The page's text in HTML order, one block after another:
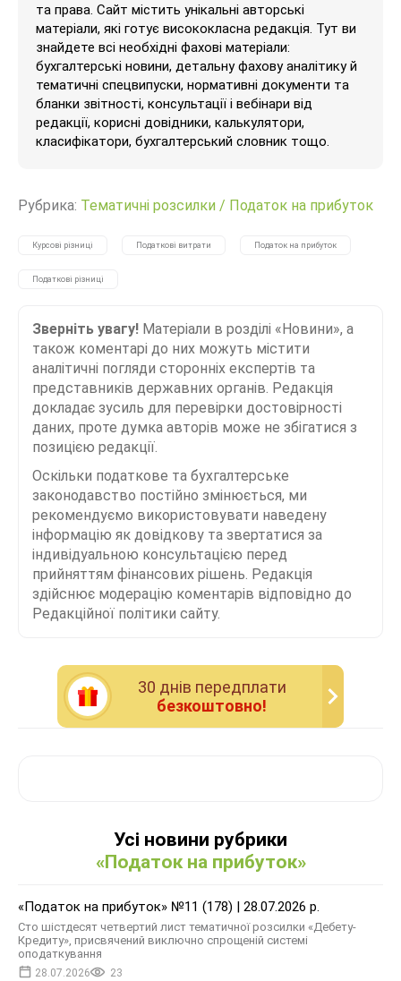
та права. Сайт містить унікальні авторські
матеріали, які готує висококласна редакція. Тут ви
знайдете всі необхідні фахові матеріали:
бухгалтерські новини, детальну фахову аналітику й
тематичні спецвипуски, нормативні документи та
бланки звітності, консультації і вебінари від
редакції, корисні довідники, калькулятори,
класифікатори, бухгалтерський словник тощо.
Рубрика: Тематичні розсилки / Податок на прибуток
Курсові різниці Податкові витрати Податок на прибуток
Податкові різниці
Зверніть увагу! Матеріали в розділі «Новини», а
також коментарі до них можуть містити
аналітичні погляди сторонніх експертів та
представників державних органів. Редакція
докладає зусиль для перевірки достовірності
даних, проте думка авторів може не збігатися з
позицією редакції.
Оскільки податкове та бухгалтерське
законодавство постійно змінюється, ми
рекомендуємо використовувати наведену
інформацію як довідкову та звертатися за
індивідуальною консультацією перед
прийняттям фінансових рішень. Редакція
здійснює модерацію коментарів відповідно до
Редакційної політики сайту.
30 днiв передплати
безкоштовно!
Усі новини рубрики
«Податок на прибуток»
«Податок на прибуток» №11 (178) | 28.07.2026 р.
Сто шістдесят четвертий лист тематичної розсилки «Дебету-
Кредиту», присвячений виключно спрощеній системі
оподаткування
28.07.2026 23